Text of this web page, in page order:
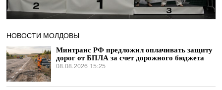
НОВОСТИ МОЛДОВЫ
Минтранс РФ предложил оплачивать защиту
дорог от БПЛА за счет дорожного бюджета
08.08.2026 15:25